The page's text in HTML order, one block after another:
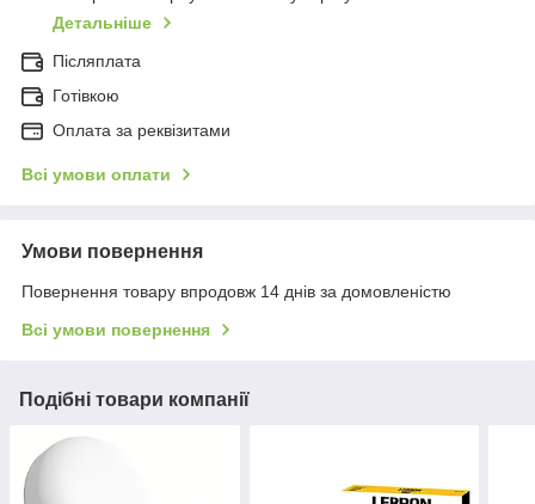
Детальніше
Післяплата
Готівкою
Оплата за реквізитами
Всі умови оплати
Умови повернення
Повернення товару впродовж 14 днів за домовленістю
Всі умови повернення
Подібні товари компанії